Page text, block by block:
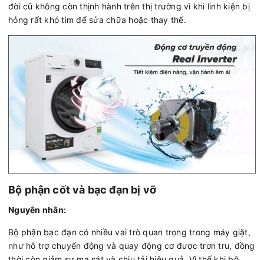
đời cũ không còn thịnh hành trên thị trường vì khi linh kiện bị
hỏng rất khó tìm để sửa chữa hoặc thay thế.
Bộ phận cốt và bạc đạn bị vỡ
Nguyên nhân:
Bộ phận bạc đạn có nhiều vai trò quan trọng trong máy giặt,
như hỗ trợ chuyển động và quay động cơ được trơn tru, đồng